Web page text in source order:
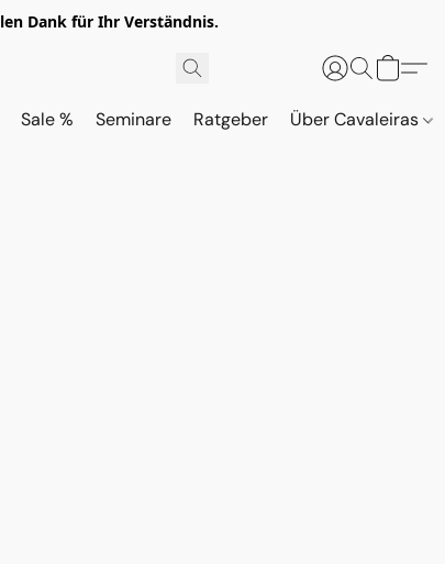
Dank für Ihr Verständnis.
Sale % Seminare Ratgeber Über Cavaleiras